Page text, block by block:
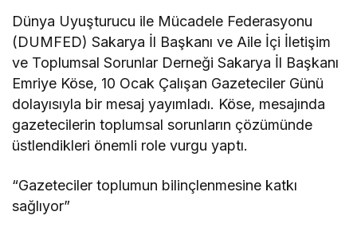
Dünya Uyuşturucu ile Mücadele Federasyonu
(DUMFED) Sakarya İl Başkanı ve Aile İçi İletişim
ve Toplumsal Sorunlar Derneği Sakarya İl Başkanı
Emriye Köse, 10 Ocak Çalışan Gazeteciler Günü
dolayısıyla bir mesaj yayımladı. Köse, mesajında
gazetecilerin toplumsal sorunların çözümünde
üstlendikleri önemli role vurgu yaptı.
“Gazeteciler toplumun bilinçlenmesine katkı
sağlıyor”